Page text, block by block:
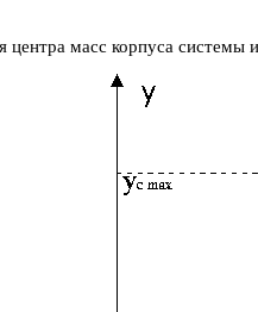
масс корпуса системы